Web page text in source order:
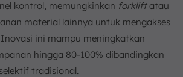
kontrol, memungkinkan forkliftatau
material lainnya untuk mengakses
ini mampu meningkatkan
hingga 80-100% dibandingkan
tradisional.